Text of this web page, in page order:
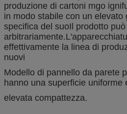
produzione di cartoni mgo
in modo stabile con un elevato
specifica del suoIl prodotto
arbitrariamente.
effettivamente la linea di
nuovi
Modello di pannello da parete
hanno una superficie uniforme
elevata compattezza.